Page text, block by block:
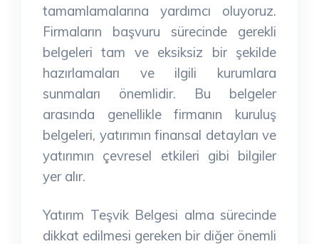
tamamlamalarına yardımcı oluyoruz.
Firmaların başvuru sürecinde gerekli
belgeleri tam ve eksiksiz bir şekilde
hazırlamaları ve ilgili kurumlara
sunmaları önemlidir. Bu belgeler
arasında genellikle firmanın kuruluş
belgeleri, yatırımın finansal detayları ve
yatırımın çevresel etkileri gibi bilgiler
yer alır.
Yatırım Teşvik Belgesi alma sürecinde
dikkat edilmesi gereken bir diğer önemli